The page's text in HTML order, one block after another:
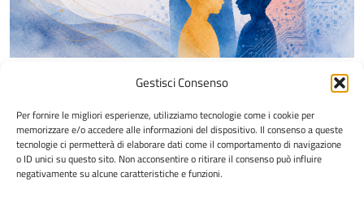
Gestisci Consenso
Per fornire le migliori esperienze, utilizziamo tecnologie come i cookie per
memorizzare e/o accedere alle informazioni del dispositivo. Il consenso a queste
tecnologie ci permetterà di elaborare dati come il comportamento di navigazione
o ID unici su questo sito. Non acconsentire o ritirare il consenso può influire
negativamente su alcune caratteristiche e funzioni.
2026, alle ore 14:30 nell’Aula D del Presidio
Mattioli dell’Università di Siena, si svolgerà una lezione
dal titoloLe nuove frontiere della genitorialità.
Ulteriori informazioni sull’evento sono consultabili sul